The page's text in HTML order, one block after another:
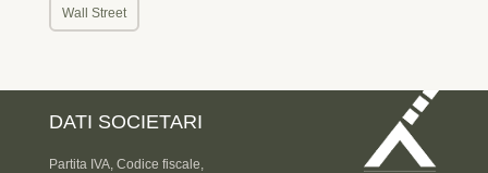
Wall Street
DATI SOCIETARI
Partita IVA, Codice fiscale,